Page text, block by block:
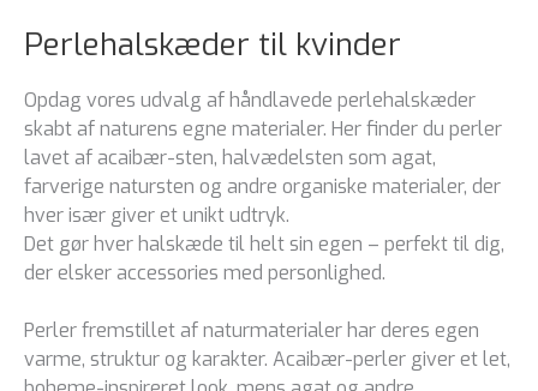
Perlehalskæder til kvinder
Opdag vores udvalg af håndlavede perlehalskæder
skabt af naturens egne materialer. Her finder du perler
lavet af acaibær-sten, halvædelsten som agat,
farverige natursten og andre organiske materialer, der
hver især giver et unikt udtryk.
Det gør hver halskæde til helt sin egen – perfekt til dig,
der elsker accessories med personlighed.
Perler fremstillet af naturmaterialer har deres egen
varme, struktur og karakter. Acaibær-perler giver et let,